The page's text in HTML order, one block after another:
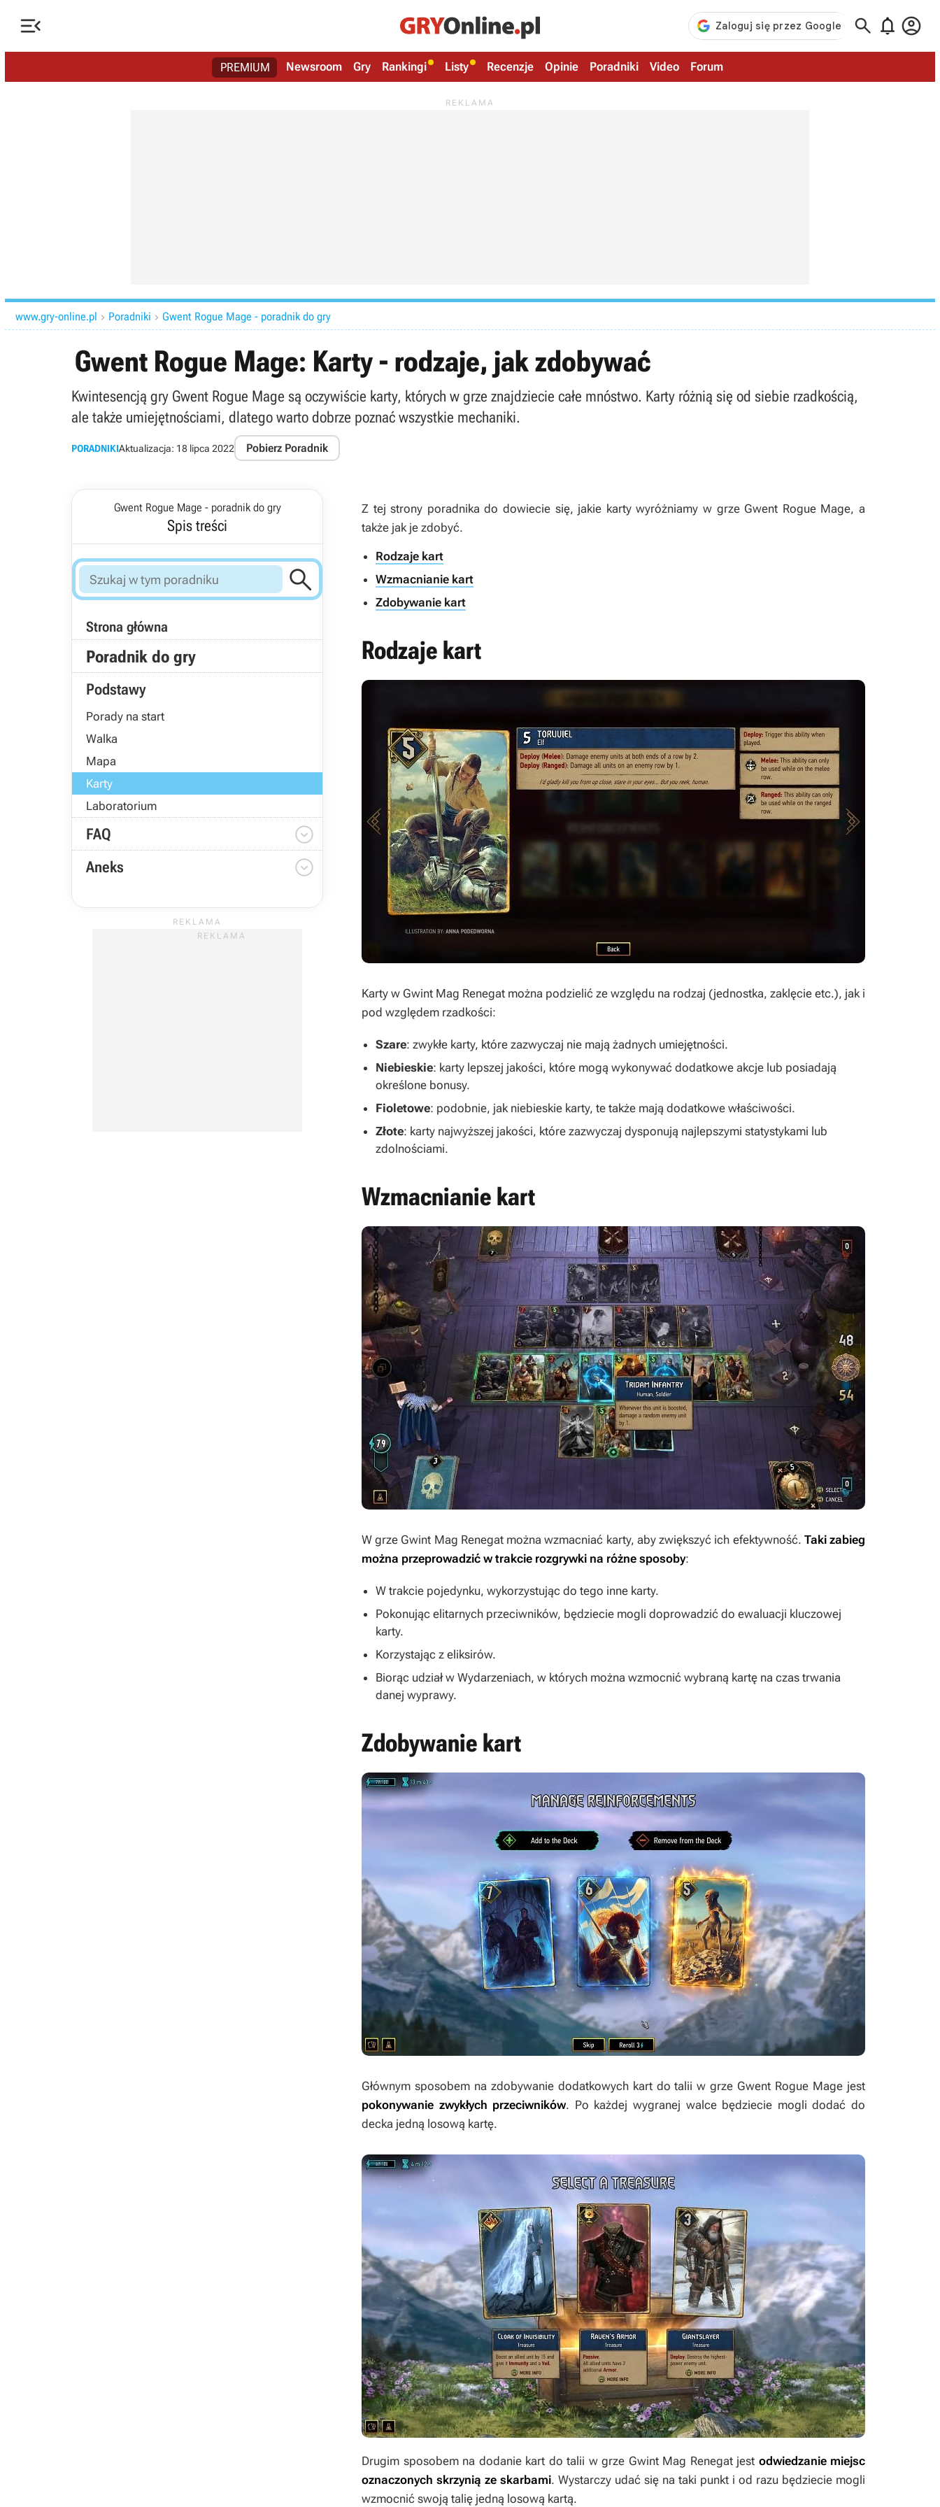
   
PREMIUM Newsroom Gry Rankingi Listy Recenzje Opinie Poradniki Video Forum
www.gry-online.pl  Poradniki  Gwent Rogue Mage - poradnik do gry
Gwent Rogue Mage: Karty - rodzaje, jak zdobywać
Kwintesencją gry Gwent Rogue Mage są oczywiście karty, których w grze znajdziecie całe mnóstwo. Karty różnią się od siebie rzadkością,
ale także umiejętnościami, dlatego warto dobrze poznać wszystkie mechaniki.
PORADNIKIAktualizacja: 18 lipca 2022 Pobierz Poradnik
Gwent Rogue Mage - poradnik do gry
Spis treści

Strona główna
Poradnik do gry
Podstawy
Porady na start
Walka
Mapa
Karty
Laboratorium
FAQ 
Aneks 
Z tej strony poradnika do dowiecie się, jakie karty wyróżniamy w grze Gwent Rogue Mage, a
także jak je zdobyć.
Rodzaje kart
Wzmacnianie kart
Zdobywanie kart
Rodzaje kart
Karty w Gwint Mag Renegat można podzielić ze względu na rodzaj (jednostka, zaklęcie etc.), jak i
pod względem rzadkości:
Szare: zwykłe karty, które zazwyczaj nie mają żadnych umiejętności.
Niebieskie: karty lepszej jakości, które mogą wykonywać dodatkowe akcje lub posiadają
określone bonusy.
Fioletowe: podobnie, jak niebieskie karty, te także mają dodatkowe właściwości.
Złote: karty najwyższej jakości, które zazwyczaj dysponują najlepszymi statystykami lub
zdolnościami.
Wzmacnianie kart
W grze Gwint Mag Renegatmożna wzmacniać karty, aby zwiększyć ich efektywność. Taki zabieg
można przeprowadzić w trakcie rozgrywki na różne sposoby:
W trakcie pojedynku, wykorzystując do tego inne karty.
Pokonując elitarnych przeciwników, będziecie mogli doprowadzić do ewaluacji kluczowej
karty.
Korzystając z eliksirów.
Biorąc udział w Wydarzeniach, w których można wzmocnić wybraną kartę na czas trwania
danej wyprawy.
Zdobywanie kart
Głównym sposobem na zdobywanie dodatkowych kart do talii w grze Gwent Rogue Mage jest
pokonywanie zwykłych przeciwników. Po każdej wygranej walce będziecie mogli dodać do
decka jedną losową kartę.
Drugim sposobem na dodanie kart do talii w grze Gwint Mag Renegatjest odwiedzanie miejsc
oznaczonych skrzynią ze skarbami. Wystarczy udać się na taki punkt i od razu będziecie mogli
wzmocnić swoją talię jedną losową kartą.